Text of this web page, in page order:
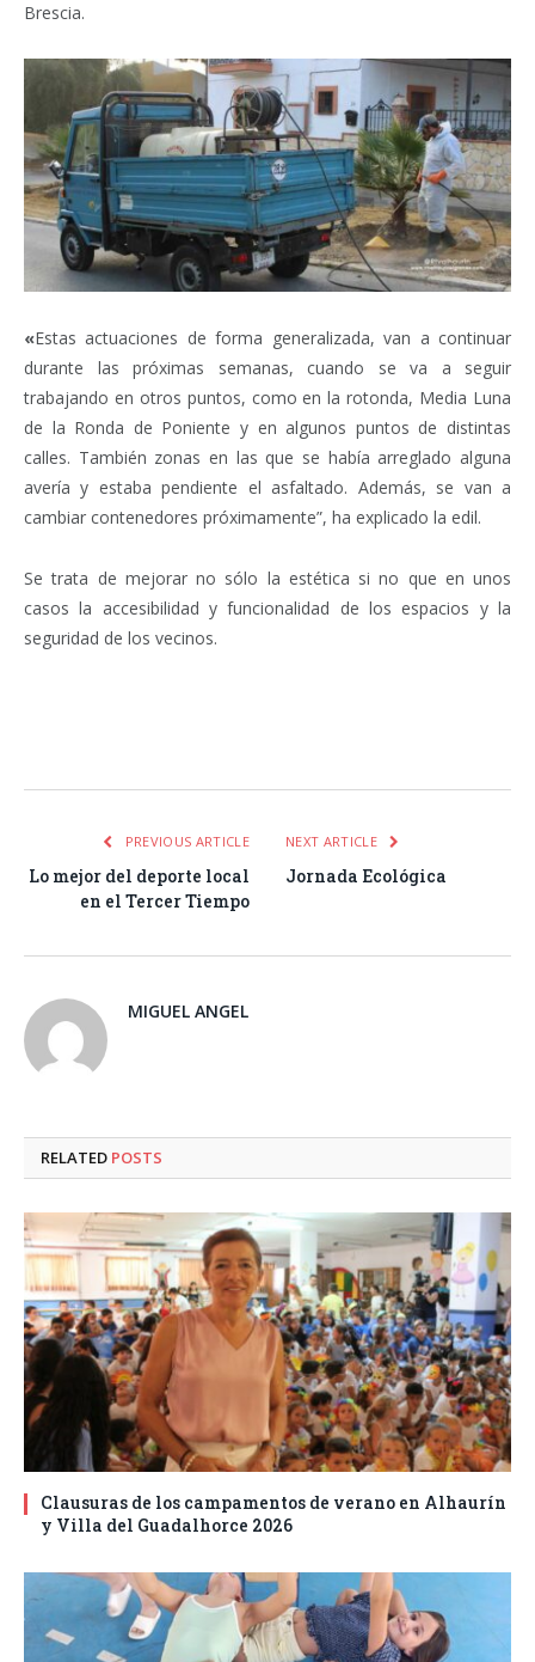
Brescia.
«Estas actuaciones de forma generalizada, van a continuar
durante las próximas semanas, cuando se va a seguir
trabajando en otros puntos, como en la rotonda, Media Luna
de la Ronda de Poniente y en algunos puntos de distintas
calles. También zonas en las que se había arreglado alguna
avería y estaba pendiente el asfaltado. Además, se van a
cambiar contenedores próximamente”, ha explicado la edil.
Se trata de mejorar no sólo la estética si no que en unos
casos la accesibilidad y funcionalidad de los espacios y la
seguridad de los vecinos.
PREVIOUS ARTICLE
Lo mejor del deporte local
en el Tercer Tiempo
NEXT ARTICLE
Jornada Ecológica
MIGUEL ANGEL
RELATED POSTS
Clausuras de los campamentos de verano en Alhaurín
y Villa del Guadalhorce 2026